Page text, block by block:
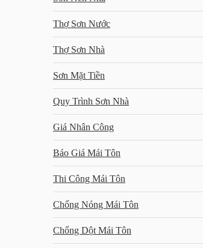
Thợ Sơn Nước
Thợ Sơn Nhà
Sơn Mặt Tiền
Quy Trình Sơn Nhà
Giá Nhân Công
Báo Giá Mái Tôn
Thi Công Mái Tôn
Chống Nóng Mái Tôn
Chống Dột Mái Tôn